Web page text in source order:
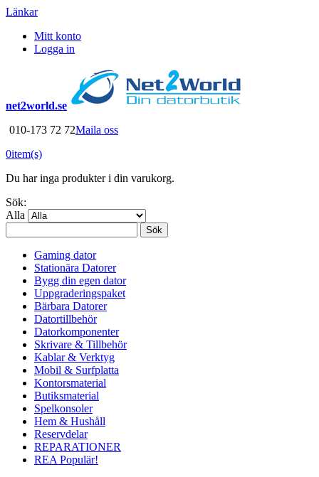
Länkar
Mitt konto
Logga in
net2world.se
010-173 72 72Maila oss
0item(s)
Du har inga produkter i din varukorg.
Sök:
Alla
Sök
Gaming dator
Stationära Datorer
Bygg din egen dator
Uppgraderingspaket
Bärbara Datorer
Datortillbehör
Datorkomponenter
Skrivare & Tillbehör
Kablar & Verktyg
Mobil & Surfplatta
Kontorsmaterial
Butiksmaterial
Spelkonsoler
Hem & Hushåll
Reservdelar
REPARATIONER
REA Populär!